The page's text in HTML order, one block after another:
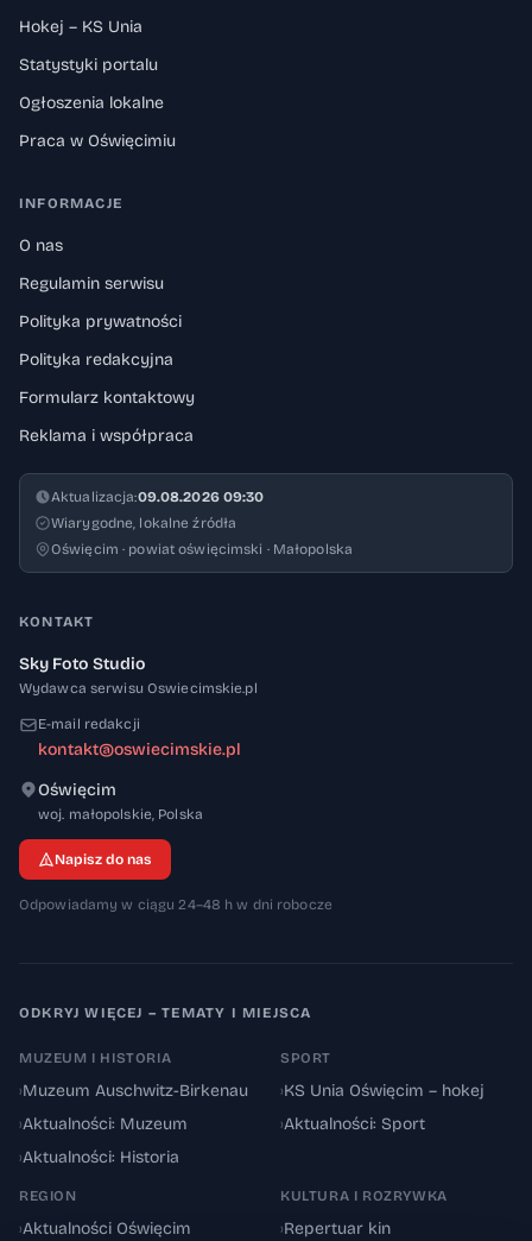
Hokej – KS Unia
Statystyki portalu
Ogłoszenia lokalne
Praca w Oświęcimiu
INFORMACJE
O nas
Regulamin serwisu
Polityka prywatności
Polityka redakcyjna
Formularz kontaktowy
Reklama i współpraca
Aktualizacja:09.08.2026 09:30
Wiarygodne, lokalne źródła
Oświęcim · powiat oświęcimski · Małopolska
KONTAKT
Sky Foto Studio
Wydawca serwisu Oswiecimskie.pl
E-mail redakcji
kontakt@oswiecimskie.pl
Oświęcim
woj. małopolskie, 32-600
Polska
Napisz do nas
Odpowiadamy w ciągu 24–48 h w dni robocze
ODKRYJ WIĘCEJ – TEMATY I MIEJSCA
MUZEUM I HISTORIA
›Muzeum Auschwitz-Birkenau
›Aktualności: Muzeum
›Aktualności: Historia
SPORT
›KS Unia Oświęcim – hokej
›Aktualności: Sport
REGION
›Aktualności Oświęcim
KULTURA I ROZRYWKA
›Repertuar kin